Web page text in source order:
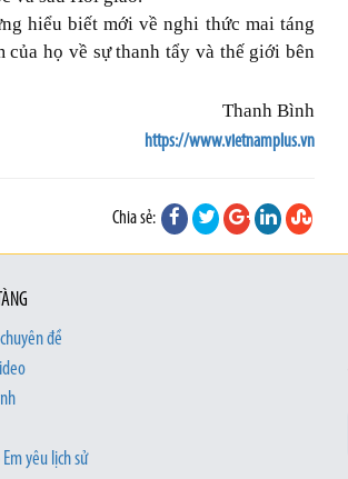
hiểu biết mới về nghi thức mai táng
họ về sự thanh tẩy và thế giới bên
Thanh Bình
https://www.vietnamplus.vn
Chia sẻ:
đề
yêu lịch sử